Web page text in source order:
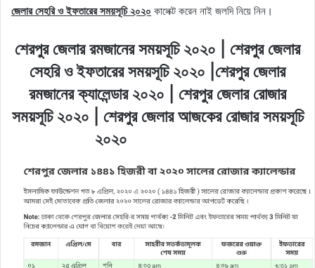
জেলার সেহরি ও ইফতারের সময়সূচি ২০২০ কালেক্ট করেন নাই জলদি নিয়ে নিন।
শেরপুর জেলার রমজানের সময়সূচি ২০২০ | শেরপুর জেলার
সেহরি ও ইফতারের সময়সূচি ২০২০ |শেরপুর জেলার
রমজানের ক্যালেন্ডার ২০২০ | শেরপুর জেলার রোজার
সময়সূচি ২০২০ | শেরপুর জেলার আজকের রোজার সময়সূচি
২০২০